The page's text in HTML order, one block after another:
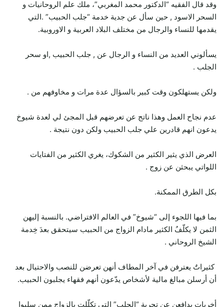
وقد قال الفقيه “الدكتور محمد المغربي”، ملك علم الروحانيات و
السحر الاسود , حين سأل عن جدية خدمة “جلب الحبيب” .التي
يقدمها للنساء والرجال من مختلف البلاد العربية و الاوروبية.
يسألوني العديد من النساء و الرجال عن , جلب الحبيب ,او سحر
الجلب .
ولكن يستهلكون وقت كبير بالسؤال عدة مرات و مخاوفهم من .
عدم نجاح العمل وهذا ناتج عن تعرضهم قبل المجئ لي لعدة شيوخ
يدعون انهم قادرين علي جلب الحبيب ولكن دون نتيجة .
العرض الذي يثير الكثير من الشكوك، يغري الكثير من الفتايات
اللواتي يبحثن عن زوج .
بكل الطرق الممكنة.
بما فيها اللجوء إلى “شيوخ” في العالم الافتراضي. بالنسبة إليهن
الثمن لا يكلّفُ الكثير مادام الزواج من الحبيب سيتحقق بعدَ خِدمة
الشيخ الروحاني .
كثيراتٌ يعترفن في آخر المطاف أنهن تعرضن للنصب والاحتيال بعد
أن أرسلن مبالغ مالية لأشخاص يدّعون أنهم فقهاء يجلبون الحبيب.
أخريات يدافعن عن تجربة “الجلب” التي تكلّلت بالزواج ممن سلبوا